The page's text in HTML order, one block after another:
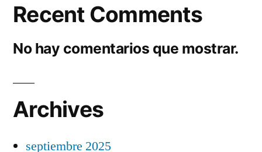
Recent Comments
No hay comentarios que mostrar.
Archives
septiembre 2025